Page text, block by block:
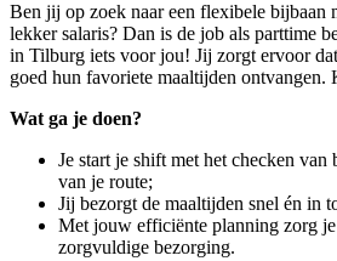
Ben jij op zoek naar een flexibele bijbaan
lekker salaris? Dan is de job als parttime
in Tilburg iets voor jou! Jij zorgt ervoor
goed hun favoriete maaltijden ontvangen.
Wat ga je doen?
Je start je shift met het checken van
van je route;
Jij bezorgt de maaltijden snel én in
Met jouw efficiënte planning zorg
zorgvuldige bezorging.